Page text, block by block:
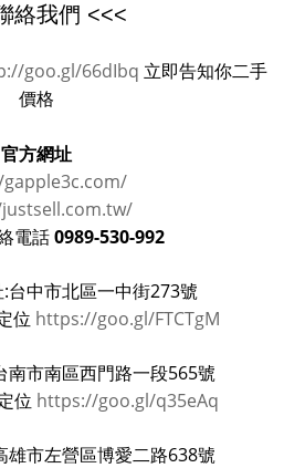
絡我們 <<<
goo.gl/66dIbq 立即告知你二手
價格
官方網址
電話 0989-530-992
台中市北區一中街273號
位 https://goo.gl/FTCTgM
南市南區西門路一段565號
位 https://goo.gl/q35eAq
雄市左營區博愛二路638號